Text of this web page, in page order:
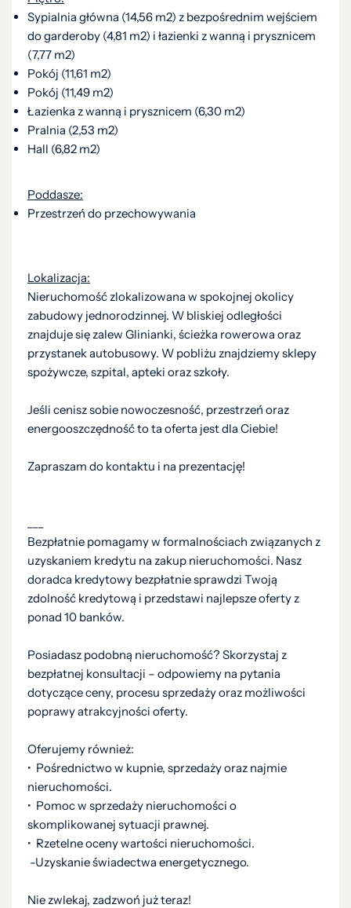
Sypialnia główna (14,56 m2) z bezpośrednim wejściem
do garderoby (4,81 m2) i łazienki z wanną i prysznicem
(7,77 m2)
Pokój (11,61 m2)
Pokój (11,49 m2)
Łazienka z wanną i prysznicem (6,30 m2)
Pralnia (2,53 m2)
Hall (6,82 m2)
Poddasze:
Przestrzeń do przechowywania
Lokalizacja:
Nieruchomość zlokalizowana w spokojnej okolicy
zabudowy jednorodzinnej. W bliskiej odległości
znajduje się zalew Glinianki, ścieżka rowerowa oraz
przystanek autobusowy. W pobliżu znajdziemy sklepy
spożywcze, szpital, apteki oraz szkoły.
Jeśli cenisz sobie nowoczesność, przestrzeń oraz
energooszczędność to ta oferta jest dla Ciebie!
Zapraszam do kontaktu i na prezentację!
Bezpłatnie pomagamy w formalnościach związanych z
uzyskaniem kredytu na zakup nieruchomości. Nasz
doradca kredytowy bezpłatnie sprawdzi Twoją
zdolność kredytową i przedstawi najlepsze oferty z
ponad 10 banków.
Posiadasz podobną nieruchomość? Skorzystaj z
bezpłatnej konsultacji – odpowiemy na pytania
dotyczące ceny, procesu sprzedaży oraz możliwości
poprawy atrakcyjności oferty.
Oferujemy również:
•⁠ ⁠Pośrednictwo w kupnie, sprzedaży oraz najmie
nieruchomości.
•⁠ ⁠Pomoc w sprzedaży nieruchomości o
skomplikowanej sytuacji prawnej.
•⁠ ⁠Rzetelne oceny wartości nieruchomości.
-Uzyskanie świadectwa energetycznego.
Nie zwlekaj, zadzwoń już teraz!